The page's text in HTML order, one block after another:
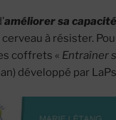
améliorer sa
cerveau à résister.
coffrets « Entraîner
développé par